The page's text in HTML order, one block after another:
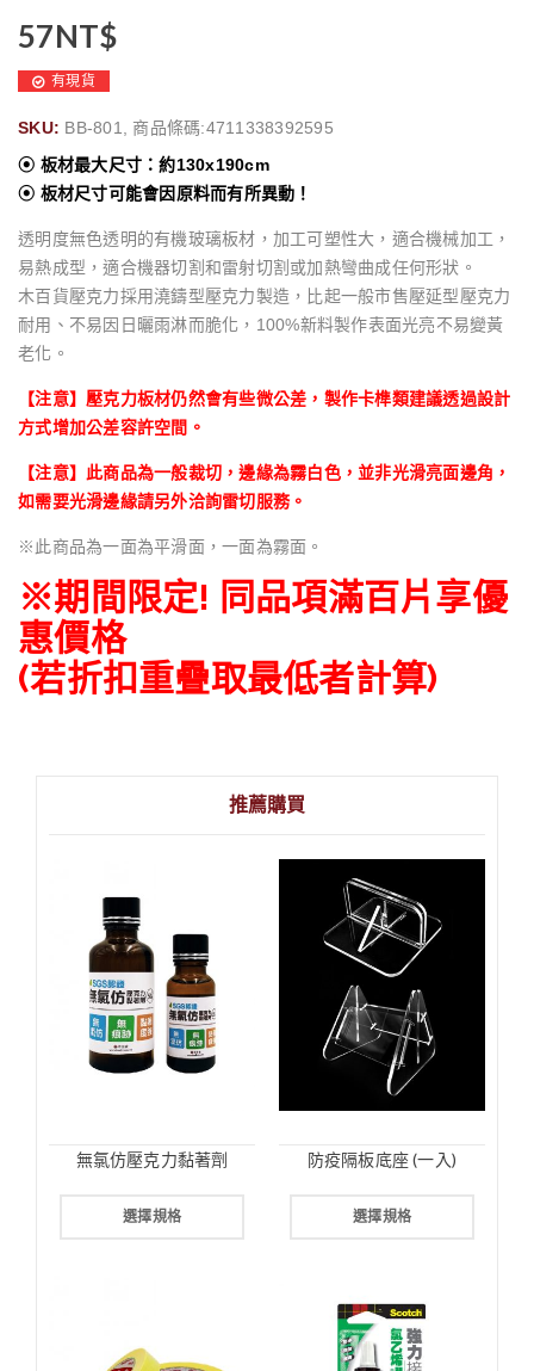
57NT$
有現貨
SKU: BB-801, 商品條碼:4711338392595
⦿ 板材最大尺寸：約130x190cm
⦿ 板材尺寸可能會因原料而有所異動！
透明度無色透明的有機玻璃板材，加工可塑性大，適合機械加工，
易熱成型，適合機器切割和雷射切割或加熱彎曲成任何形狀。
木百貨壓克力採用澆鑄型壓克力製造，比起一般市售壓延型壓克力
耐用、不易因日曬雨淋而脆化，100%新料製作表面光亮不易變黃
老化。
【注意】壓克力板材仍然會有些微公差，製作卡榫類建議透過設計
方式增加公差容許空間。
【注意】此商品為一般裁切，邊緣為霧白色，並非光滑亮面邊角，
如需要光滑邊緣請另外洽詢雷切服務。
※此商品為一面為平滑面，一面為霧面。
※期間限定! 同品項滿百片享優
惠價格
(若折扣重疊取最低者計算)
推薦購買
無氯仿壓克力黏著劑
選擇規格
防疫隔板底座 (一入)
選擇規格